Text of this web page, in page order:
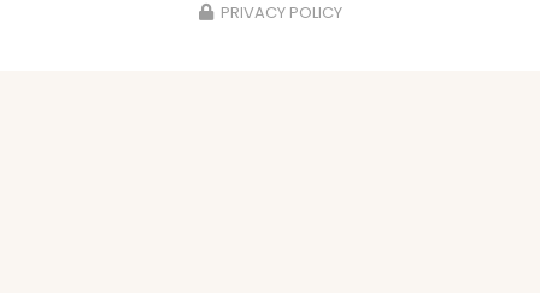
PRIVACY POLICY